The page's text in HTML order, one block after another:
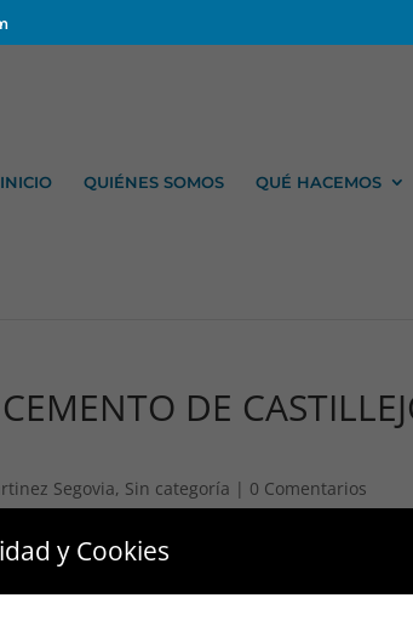
INICIO QUIÉNES SOMOS QUÉ HACEMOS
DE
Segovia, Sin categoría | 0 Comentarios
y Cookies